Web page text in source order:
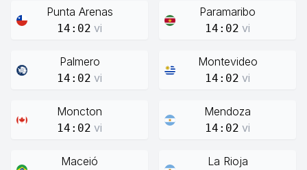
Punta Arenas
14:02 vi
Paramaribo
14:02 vi
Palmero
14:02 vi
Montevideo
14:02 vi
Moncton
14:02 vi
Mendoza
14:02 vi
Maceió La Rioja